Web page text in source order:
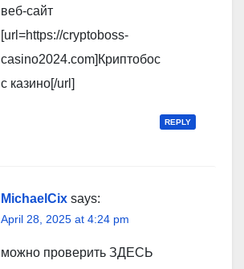
веб-сайт
[url=https://cryptoboss-
casino2024.com]Криптобос
с казино[/url]
REPLY
MichaelCix says:
April 28, 2025 at 4:24 pm
можно проверить ЗДЕСЬ